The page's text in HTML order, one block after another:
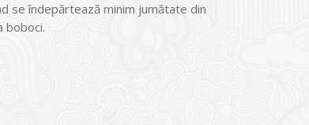
se îndepărtează minim jumătate din
boboci.